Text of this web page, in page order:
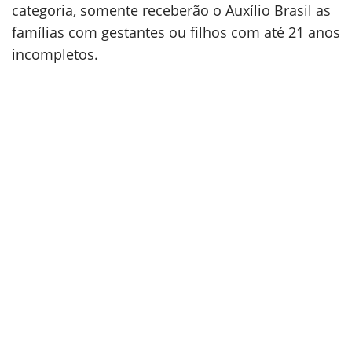
categoria, somente receberão o Auxílio Brasil as
famílias com gestantes ou filhos com até 21 anos
incompletos.